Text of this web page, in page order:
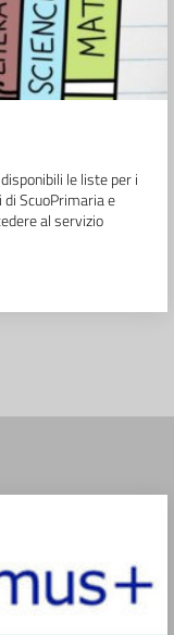
le liste per i
di ScuoPrimaria e
al servizio